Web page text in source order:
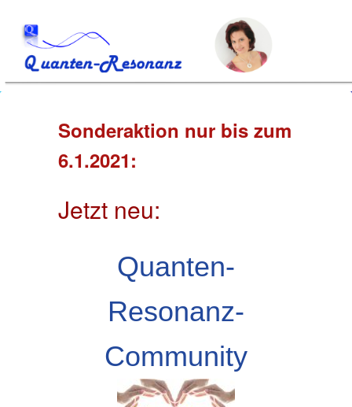
Sonderaktion nur bis zum
6.1.2021:
Jetzt neu:
Quanten-
Resonanz-
Community